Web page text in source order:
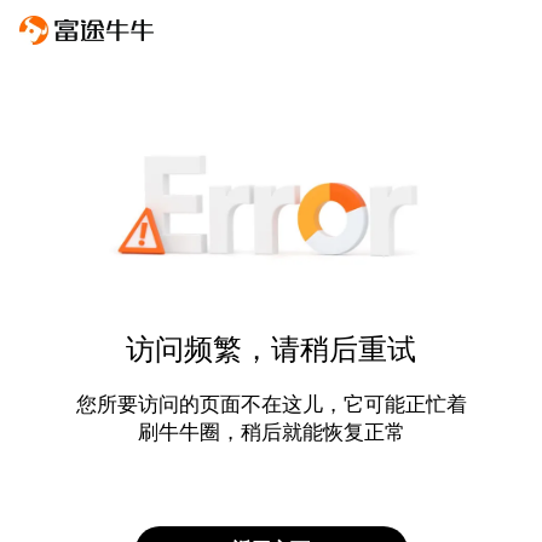
访问频繁，请稍后重试
您所要访问的页面不在这儿，它可能正忙着
刷牛牛圈，稍后就能恢复正常